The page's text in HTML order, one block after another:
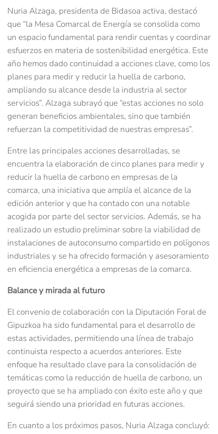
Nuria Alzaga, presidenta de Bidasoa activa, destacó
que “la Mesa Comarcal de Energía se consolida como
un espacio fundamental para rendir cuentas y coordinar
esfuerzos en materia de sostenibilidad energética. Este
año hemos dado continuidad a acciones clave, como los
planes para medir y reducir la huella de carbono,
ampliando su alcance desde la industria al sector
servicios”. Alzaga subrayó que “estas acciones no solo
generan beneficios ambientales, sino que también
refuerzan la competitividad de nuestras empresas”.
Entre las principales acciones desarrolladas, se
encuentra la elaboración de cinco planes para medir y
reducir la huella de carbono en empresas de la
comarca, una iniciativa que amplía el alcance de la
edición anterior y que ha contado con una notable
acogida por parte del sector servicios. Además, se ha
realizado un estudio preliminar sobre la viabilidad de
instalaciones de autoconsumo compartido en polígonos
industriales y se ha ofrecido formación y asesoramiento
en eficiencia energética a empresas de la comarca.
Balance y mirada al futuro
El convenio de colaboración con la Diputación Foral de
Gipuzkoa ha sido fundamental para el desarrollo de
estas actividades, permitiendo una línea de trabajo
continuista respecto a acuerdos anteriores. Este
enfoque ha resultado clave para la consolidación de
temáticas como la reducción de huella de carbono, un
proyecto que se ha ampliado con éxito este año y que
seguirá siendo una prioridad en futuras acciones.
En cuanto a los próximos pasos, Nuria Alzaga concluyó: